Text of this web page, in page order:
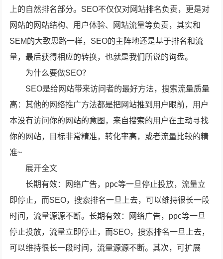
上的自然排名部分。SEO不仅仅对网站排名负责，更是对
网站的网站结构、用户体验、网站流量等负责，其实和
SEM的大致思路一样，SEO的主阵地还是基于排名和流
量，最后获得相应的转换，也就是我们所说的询盘。
为什么要做SEO？
SEO是给网站带来访问者的最好方法，搜索流量质量
高：其他的网络推广方法都是把网站推到用户眼前，用户
本没有访问你的网站的意图，来自搜索的用户在主动寻找
你的网站，目标非常精准，转化率高，或者流量比较的精
准~
展开全文
长期有效：网络广告，ppc等一旦停止投放，流量立
即停止，而SEO，搜索排名一旦上去，可以维持很长一段
时间，流量源源不断。长期有效：网络广告，ppc等一旦
停止投放，流量立即停止，而SEO，搜索排名一旦上去，
可以维持很长一段时间，流量源源不断。其次，可扩展